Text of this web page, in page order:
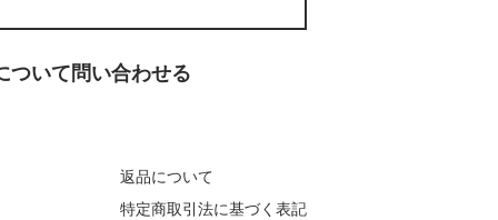
ついて問い合わせる
返品について
特定商取引法に基づく表記